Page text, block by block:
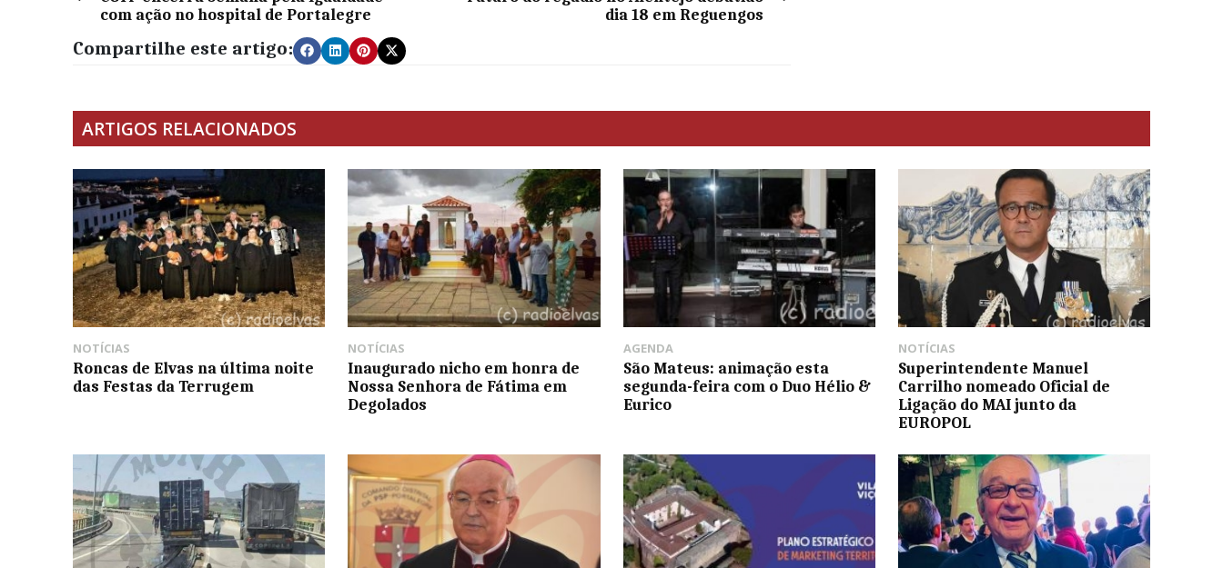
com ação no hospital de Portalegre
dia 18 em Reguengos
Compartilhe este artigo:
ARTIGOS RELACIONADOS
NOTÍCIAS
Roncas de Elvas na última noite
das Festas da Terrugem
NOTÍCIAS
Inaugurado nicho em honra de
Nossa Senhora de Fátima em
Degolados
AGENDA
São Mateus: animação esta
segunda-feira com o Duo Hélio &
Eurico
NOTÍCIAS
Superintendente Manuel
Carrilho nomeado Oficial de
Ligação do MAI junto da
EUROPOL